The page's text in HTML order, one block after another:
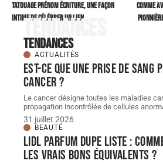
Tatouage prénom écriture, une façon
intime de célébrer un lien
Comme
Tendances
Tendances
ACTUALITÉS
Est-ce que une prise de sang
cancer ?
Le cancer désigne toutes les maladies
propagation incontrôlée de cellules
31 juillet 2026
BEAUTÉ
Lidl parfum dupe Liste :
les vrais bons équivalents ?